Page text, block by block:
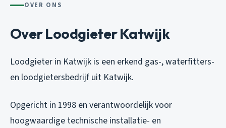
OVER ONS
Over Loodgieter Katwijk
Loodgieter in Katwijk is een erkend gas-, waterfitters-
en loodgietersbedrijf uit Katwijk.
Opgericht in 1998 en verantwoordelijk voor
hoogwaardige technische installatie- en